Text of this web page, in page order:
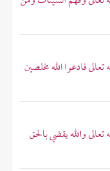
فادعوا الله مخلصين
والله يقضي بالحق